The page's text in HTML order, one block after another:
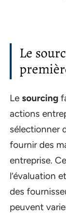
Le
Le sourcing
actions
sélectionner
fournir des
entreprise.
l’évaluation
des
peuvent